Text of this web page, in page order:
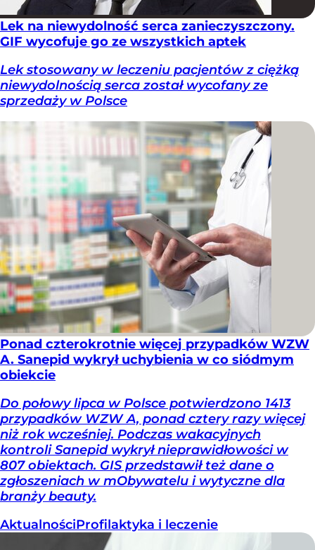
Lek na niewydolność serca zanieczyszczony.
GIF wycofuje go ze wszystkich aptek
Lek stosowany w leczeniu pacjentów z ciężką
niewydolnością serca został wycofany ze
sprzedaży w Polsce
Ponad czterokrotnie więcej przypadków WZW
A. Sanepid wykrył uchybienia w co siódmym
obiekcie
Do połowy lipca w Polsce potwierdzono 1413
przypadków WZW A, ponad cztery razy więcej
niż rok wcześniej. Podczas wakacyjnych
kontroli Sanepid wykrył nieprawidłowości w
807 obiektach. GIS przedstawił też dane o
zgłoszeniach w mObywatelu i wytyczne dla
branży beauty.
AktualnościProfilaktyka i leczenie